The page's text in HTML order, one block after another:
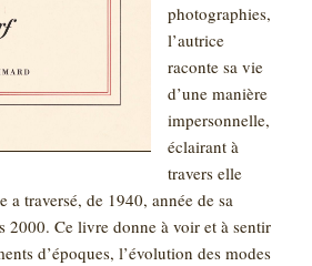
photographies,
l’autrice
raconte sa vie
d’une manière
impersonnelle,
éclairant à
travers elle
a traversé, de 1940, année de sa
2000. Ce livre donne à voir et à sentir
d’époques, l’évolution des modes